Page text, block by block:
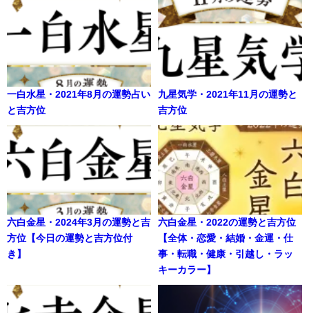
一白水星・2021年8月の運勢占い
と吉方位
九星気学・2021年11月の運勢と
吉方位
六白金星・2024年3月の運勢と吉
方位【今日の運勢と吉方位付
き】
六白金星・2022の運勢と吉方位
【全体・恋愛・結婚・金運・仕
事・転職・健康・引越し・ラッ
キーカラー】